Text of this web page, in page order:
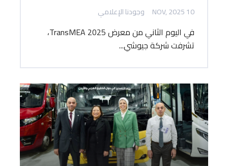
10 NOV, 2025 وجودنا الإعلامي
في اليوم الثاني من معرض TransMEA 2025،
تشرفت شركة جيوشي...